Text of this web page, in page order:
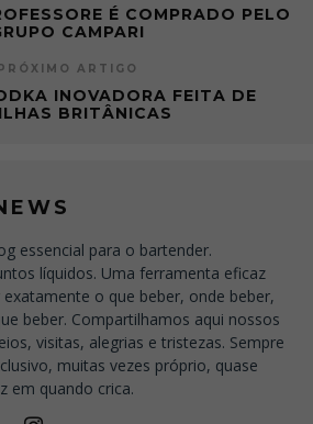
É COMPRADO PELO
CAMPARI
ARTIGO
INOVADORA FEITA DE
BRITÂNICAS
essencial para o bartender.
líquidos. Uma ferramenta eficaz
o que beber, onde beber,
beber. Compartilhamos aqui nossos
visitas, alegrias e tristezas. Sempre
muitas vezes próprio, quase
em quando crica.